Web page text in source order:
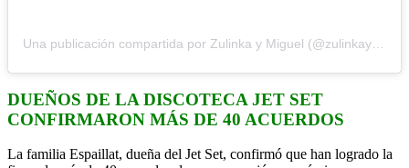
DUEÑOS DE LA DISCOTECA JET SET
CONFIRMARON MÁS DE 40 ACUERDOS
La familia Espaillat, dueña del Jet Set, confirmó que han logrado la